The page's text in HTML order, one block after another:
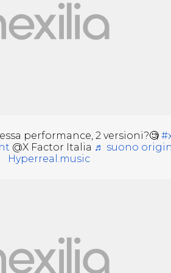
performance, 2 versioni?🧐
@X Factor Italia ♬ suono
Hyperreal.music